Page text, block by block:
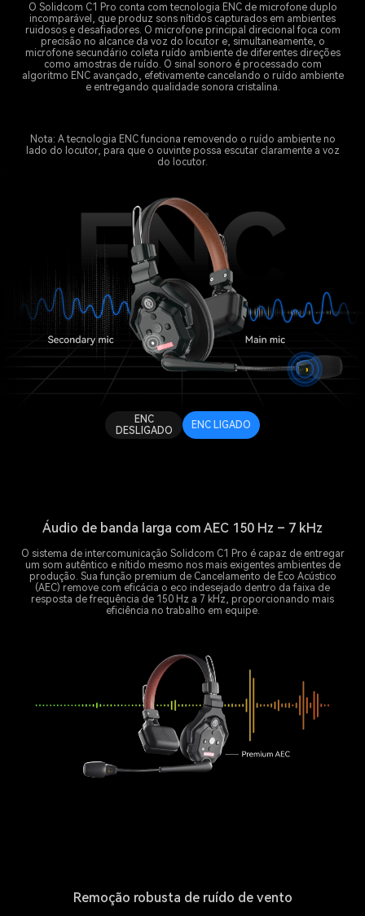
O Solidcom C1 Pro conta com tecnologia ENC de microfone duplo
incomparável, que produz sons nítidos capturados em ambientes
ruidosos e desafiadores. O microfone principal direcional foca com
precisão no alcance da voz do locutor e, simultaneamente, o
microfone secundário coleta ruído ambiente de diferentes direções
como amostras de ruído. O sinal sonoro é processado com
algoritmo ENC avançado, efetivamente cancelando o ruído ambiente
e entregando qualidade sonora cristalina.
Nota: A tecnologia ENC funciona removendo o ruído ambiente no
lado do locutor, para que o ouvinte possa escutar claramente a voz
do locutor.
ENC
DESLIGADO
ENC LIGADO
Áudio de banda larga com AEC 150 Hz – 7 kHz
O sistema de intercomunicação Solidcom C1 Pro é capaz de entregar
um som autêntico e nítido mesmo nos mais exigentes ambientes de
produção. Sua função premium de Cancelamento de Eco Acústico
(AEC) remove com eficácia o eco indesejado dentro da faixa de
resposta de frequência de 150 Hz a 7 kHz, proporcionando mais
eficiência no trabalho em equipe.
Remoção robusta de ruído de vento